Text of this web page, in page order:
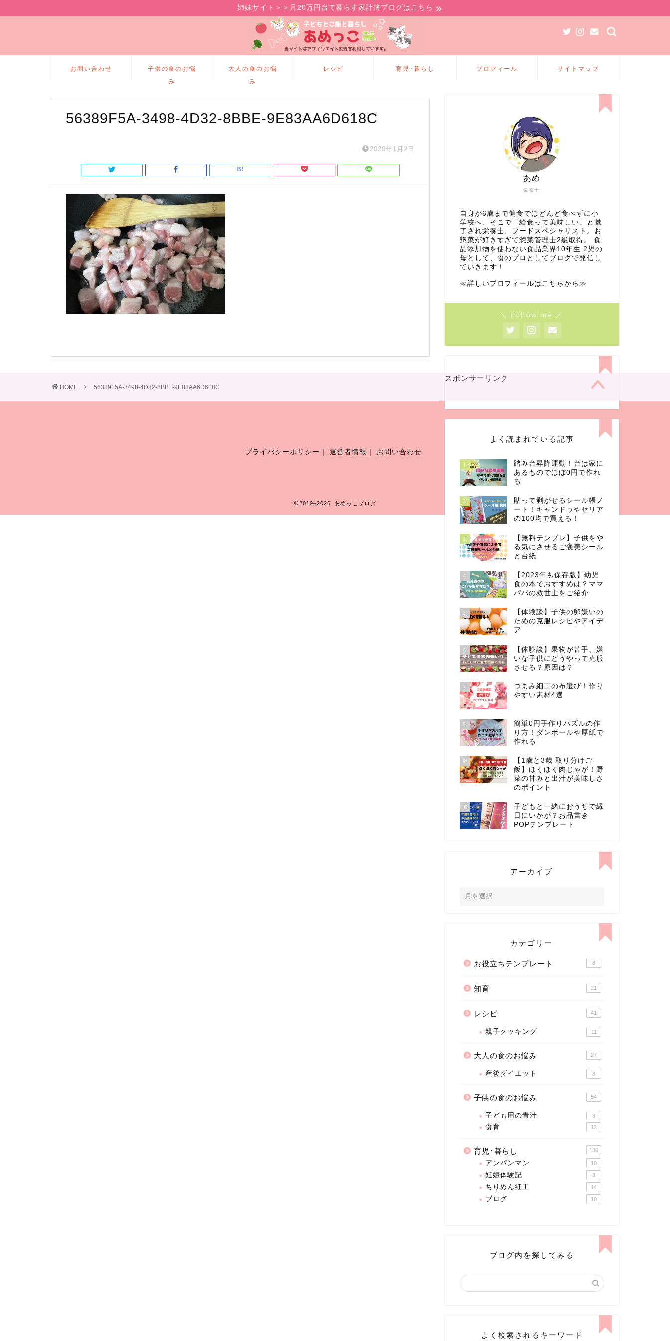
姉妹サイト＞＞月20万円台で暮らす家計簿ブログはこちら
お問い合わせ
子供の食のお悩
み
大人の食のお悩
み
レシピ 育児･暮らし プロフィール サイトマップ
56389F5A-3498-4D32-8BBE-9E83AA6D618C
2020年1月2日
栄養士
あめ
自身が6歳まで偏食でほどんど食べずに小
学校へ、そこで「給食って美味しい」と魅
了され栄養士、フードスペシャリスト。お
惣菜が好きすぎて惣菜管理士2級取得。 食
品添加物を使わない食品業界10年生 2児の
母として、食のプロとしてブログで発信し
ていきます！
≪詳しいプロフィールはこちらから≫
＼ Follow me ／
スポンサーリンク
よく読まれている記事
1
踏み台昇降運動！台は家に
あるものでほぼ0円で作れ
る
2
貼って剥がせるシール帳ノ
ート！キャンドゥやセリア
の100均で買える！
3
【無料テンプレ】子供をや
る気にさせるご褒美シール
と台紙
4
【2023年も保存版】幼児
食の本でおすすめは？ママ
パパの救世主をご紹介
5
【体験談】子供の卵嫌いの
ための克服レシピやアイデ
ア
6
【体験談】果物が苦手、嫌
いな子供にどうやって克服
させる？原因は？
7
つまみ細工の布選び！作り
やすい素材4選
8
簡単0円手作りパズルの作
り方！ダンボールや厚紙で
作れる
9
【1歳と3歳 取り分けご
飯】ほくほく肉じゃが！野
菜の甘みと出汁が美味しさ
のポイント
10
子どもと一緒におうちで縁
日にいかが？お品書き
POPテンプレート
アーカイブ
カテゴリー
お役立ちテンプレート 8
知育 21
レシピ 41
親子クッキング 11
大人の食のお悩み 27
産後ダイエット 8
子供の食のお悩み 54
子ども用の青汁 8
食育 13
育児･暮らし 136
アンパンマン 10
妊娠体験記 3
ちりめん細工 14
ブログ 10
ブログ内を探してみる
よく検索されるキーワード
HOME 56389F5A-3498-4D32-8BBE-9E83AA6D618C
プライバシーポリシー ｜ 運営者情報 ｜ お問い合わせ
2019–2026 あめっこブログ